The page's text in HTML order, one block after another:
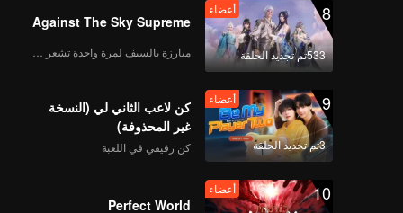
8
533تم تجديد الحلقة
أعضاء
Against The Sky Supreme
9
3تم تجديد الحلقة
أعضاء
كن لاعب الثاني لي (النسخة
غير المحذوفة)
كن رفيقي في اللعبة
10 أعضاء
Perfect World